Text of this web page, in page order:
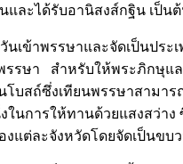
และได้รับอานิสงส์กฐิน เป็น
นเข้าพรรษาและจัดเป็นปร
รษา สำหรับให้พระภิกษุแ
โบสถ์ซึ่งเทียนพรรษาสามาร
ในการให้ทานด้วยแสงสว่า
งแต่ละจังหวัดโดยจัดเป็นข